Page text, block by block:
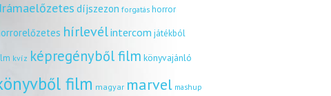
díjszezon forgatás horror
hírlevélintercom játékból
kvíz képregényből film könyvajánló
film magyar marvel mashup